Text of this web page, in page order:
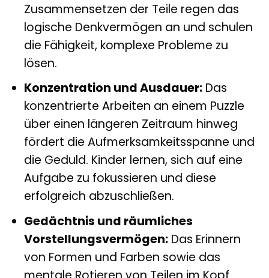
Zusammensetzen der Teile regen das
logische Denkvermögen an und schulen
die Fähigkeit, komplexe Probleme zu
lösen.
Konzentration und Ausdauer:Das
konzentrierte Arbeiten an einem Puzzle
über einen längeren Zeitraum hinweg
fördert die Aufmerksamkeitsspanne und
die Geduld. Kinder lernen, sich auf eine
Aufgabe zu fokussieren und diese
erfolgreich abzuschließen.
Gedächtnis und räumliches
Vorstellungsvermögen:Das Erinnern
von Formen und Farben sowie das